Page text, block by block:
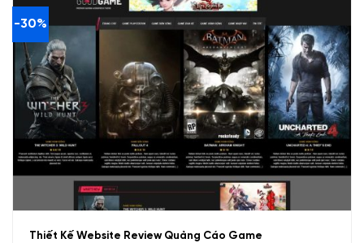
-30%
Thiết Kế Website Review Quảng Cáo Game